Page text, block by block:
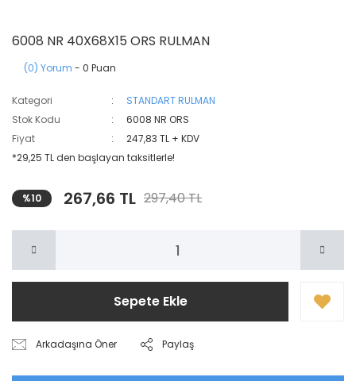
6008 NR 40X68X15 ORS RULMAN
(0) Yorum - 0 Puan
Kategori
STANDART RULMAN
Stok Kodu
6008 NR ORS
Fiyat
247,83 TL + KDV
*29,25 TL den başlayan taksitlerle!
%10 267,66 TL 297,40 TL
Sepete Ekle
Arkadaşına Öner Paylaş